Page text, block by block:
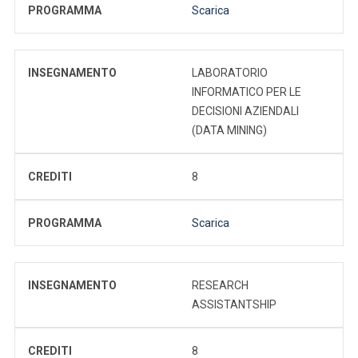
PROGRAMMA Scarica
INSEGNAMENTO
LABORATORIO
INFORMATICO PER LE
DECISIONI AZIENDALI
(DATA MINING)
CREDITI 8
PROGRAMMA Scarica
INSEGNAMENTO
RESEARCH
ASSISTANTSHIP
CREDITI 8